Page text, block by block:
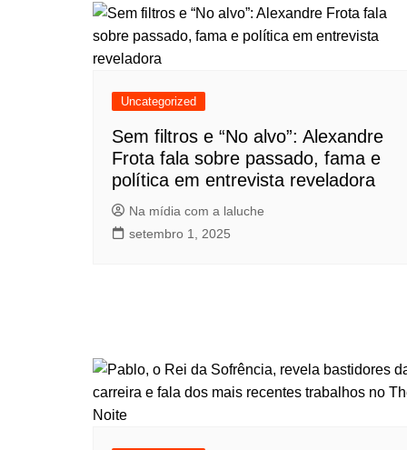
Uncategorized
Sem filtros e “No alvo”: Alexandre
Frota fala sobre passado, fama e
política em entrevista reveladora
Na mídia com a laluche
setembro 1, 2025